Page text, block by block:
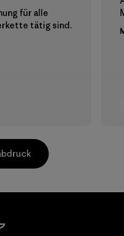
für alle
tätig sind.